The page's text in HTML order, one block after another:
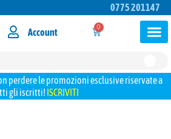
0775 201147
Account 0
perdere le promozioni esclusive riservate a
gli iscritti! ISCRIVITI